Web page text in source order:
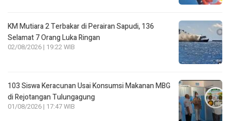
KM Mutiara 2 Terbakar di Perairan Sapudi, 136
Selamat 7 Orang Luka Ringan
02/08/2026 | 19:22 WIB
103 Siswa Keracunan Usai Konsumsi Makanan MBG
di Rejotangan Tulungagung
01/08/2026 | 17:47 WIB